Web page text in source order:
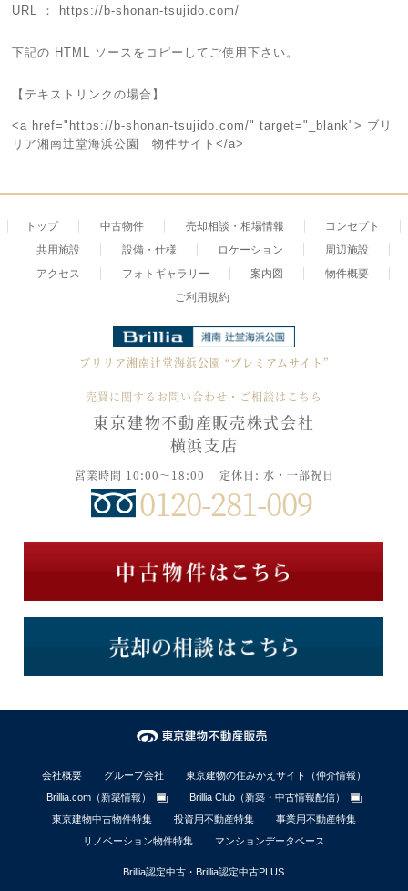
URL ： https://b-shonan-tsujido.com/
下記の HTML ソースをコピーしてご使用下さい。
【テキストリンクの場合】
<a href="https://b-shonan-tsujido.com/" target="_blank"> ブリ
リア湘南辻堂海浜公園 物件サイト</a>
トップ 中古物件 売却相談・相場情報
コンセプト
共用施設
設備・仕様 ロケーション
周辺施設
アクセス
フォトギャラリー 案内図
物件概要
ご利用規約
ブリリア湘南辻堂海浜公園 “プレミアムサイト”
売買に関するお問い合わせ・ご相談はこちら
東京建物不動産販売株式会社
横浜支店
営業時間 10:00～18:00 定休日: 水・一部祝日
0120-281-009
会社概要 グループ会社
東京建物の住みかえサイト（仲介情報）
Brillia.com（新築情報）
Brillia Club（新築・中古情報配信）
東京建物中古物件特集
投資用不動産特集
事業用不動産特集
リノベーション物件特集
マンションデータベース
Brillia認定中古・Brillia認定中古PLUS